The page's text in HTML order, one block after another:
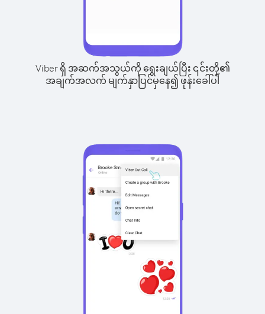
Viber ရှိ အဆက်အသွယ်ကို ရွေးချယ်ပြီး ၎င်းတို့၏
အချက်အလက် မျက်နှာပြင်မှနေ၍ ဖုန်းခေါ်ပါ